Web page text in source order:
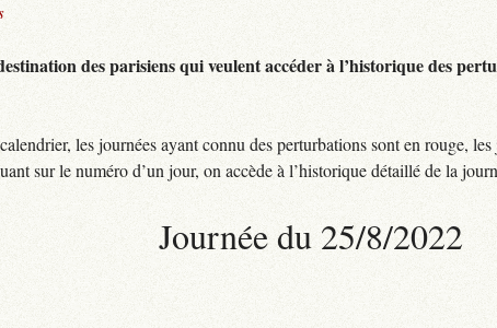
des parisiens qui veulent accéder à l’historique des
les journées ayant connu des perturbations sont en rouge,
sur le numéro d’un jour, on accède à l’historique détaillé de la
Journée du 25/8/2022